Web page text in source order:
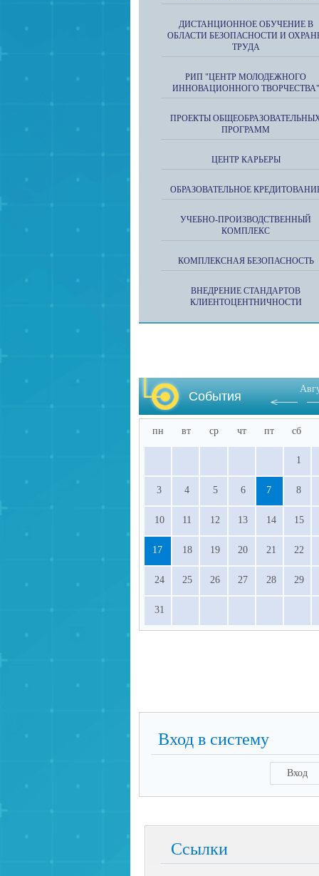
ДИСТАНЦИОННОЕ ОБУЧЕНИЕ В
ОБЛАСТИ БЕЗОПАСНОСТИ И
ТРУДА
РИП "ЦЕНТР МОЛОДЕЖНОГО
ИННОВАЦИОННОГО ТВОРЧЕСТВА"
ПРОЕКТЫ
ПРОГРАММ
ЦЕНТР КАРЬЕРЫ
ОБРАЗОВАТЕЛЬНОЕ
УЧЕБНО-ПРОИЗВОДСТВЕННЫЙ
КОМПЛЕКС
КОМПЛЕКСНАЯ БЕЗОПАСНОСТЬ
ВНЕДРЕНИЕ СТАНДАРТОВ
КЛИЕНТОЦЕНТНИЧНОСТИ
События
пн вт ср чт пт сб
1
3 4 5 6 7 8
10 11 12 13 14 15
17 18 19 20 21 22
24 25 26 27 28 29
31
Вход в систему
Вход
Ссылки